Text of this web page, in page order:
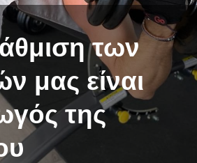
των
μας είναι
της